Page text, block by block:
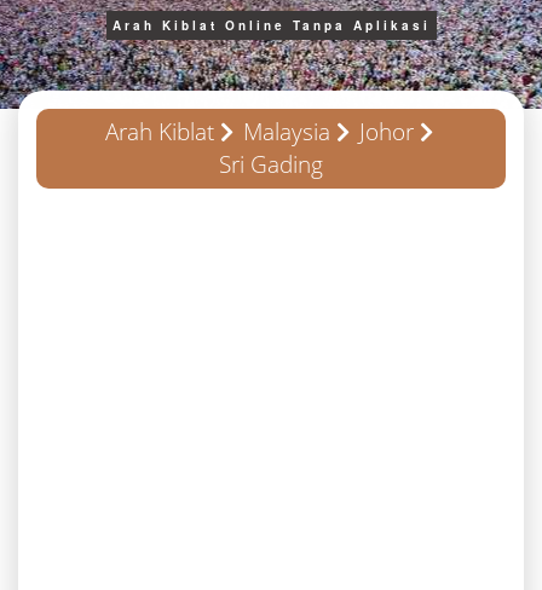
Arah Kiblat Online Tanpa Aplikasi
Arah Kiblat Malaysia
Johor
Sri Gading